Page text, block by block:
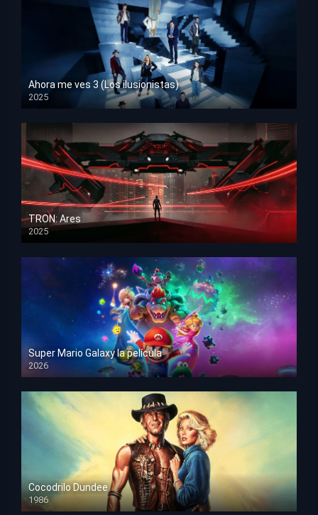
Ahora me ves 3 (Los ilusionistas)
2025
HD 1080p
TRON: Ares
2025
HD 1080p
Super Mario Galaxy la película
2026
HD 1080p
Cocodrilo Dundee
1986
HD 1080p